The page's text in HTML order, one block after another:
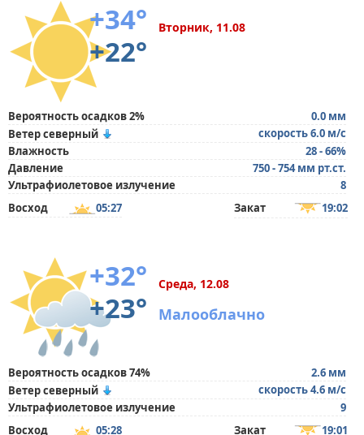
+34°
+22°
Вторник, 11.08
Вероятность осадков 2%
0.0 мм
Ветер северный
скорость 6.0 м/с
Влажность
28 - 66%
Давление
750 - 754 мм рт.ст.
Ультрафиолетовое излучение
8
Восход
05:27 Закат 19:02
+32°
+23°
Среда, 12.08
Малооблачно
Вероятность осадков 74%
2.6 мм
Ветер северный
скорость 4.6 м/с
Ультрафиолетовое излучение
9
Восход
05:28 Закат 19:01